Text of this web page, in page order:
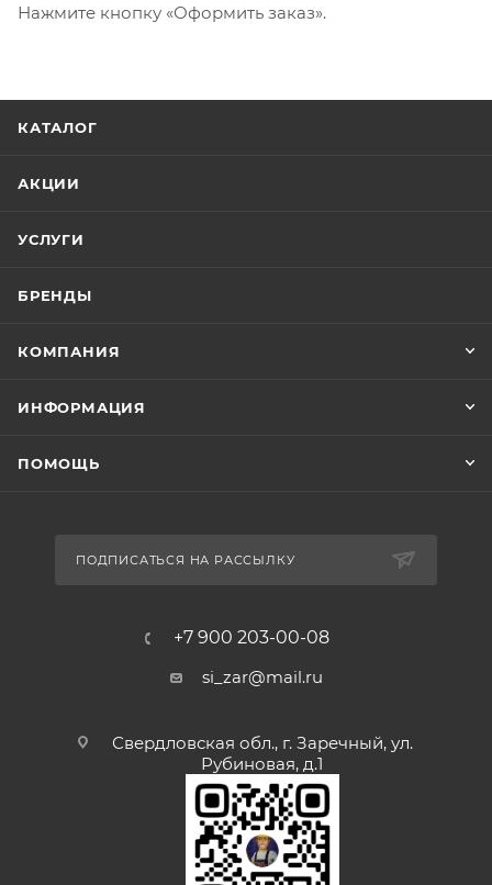
Нажмите кнопку «Оформить заказ».
КАТАЛОГ
АКЦИИ
УСЛУГИ
БРЕНДЫ
КОМПАНИЯ
ИНФОРМАЦИЯ
ПОМОЩЬ
ПОДПИСАТЬСЯ НА РАССЫЛКУ
+7 900 203-00-08
si_zar@mail.ru
Свердловская обл., г. Заречный, ул.
Рубиновая, д.1